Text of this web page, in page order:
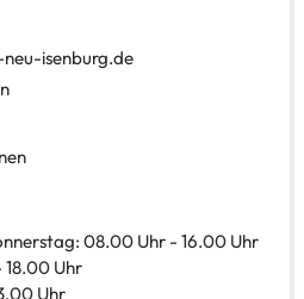
isenburg de
08.00 Uhr - 16.00 Uhr
Uhr
Uhr